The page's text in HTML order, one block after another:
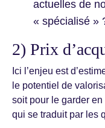
actuelles de
« spécialisé »
2) Prix
Ici l’enjeu est
le potentiel de
soit pour le garder
qui se traduit par les